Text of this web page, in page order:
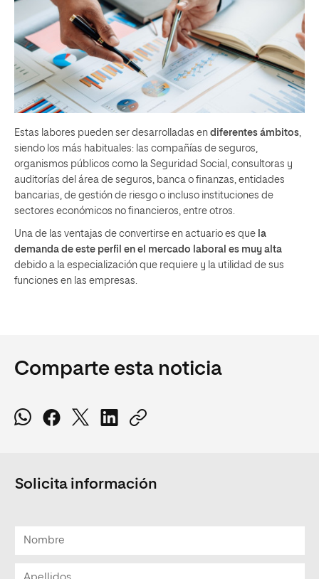
Estas labores pueden ser desarrolladas en diferentes ámbitos,
siendo los más habituales: las compañías de seguros,
organismos públicos como la Seguridad Social, consultoras y
auditorías del área de seguros, banca o finanzas, entidades
bancarias, de gestión de riesgo o incluso instituciones de
sectores económicos no financieros, entre otros.
Una de las ventajas de convertirse en actuario es que la
demanda de este perfil en el mercado laboral es muy alta
debido a la especialización que requiere y la utilidad de sus
funciones en las empresas.
Comparte esta noticia
Solicita información